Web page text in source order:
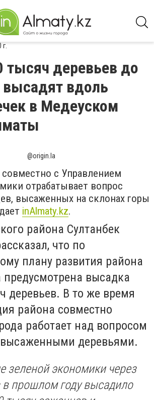
тысяч деревьев до
высадят вдоль
в Медеуском
@origin.la
с Управлением
отрабатывает вопрос
высаженных на склонах горы
inAlmaty.kz.
района Султанбек
что по
плану развития района
предусмотрена высадка
деревьев. В то же время
района совместно
работает над вопросом
высаженными деревьями.
зеленой экономики через
в прошлом году высадило